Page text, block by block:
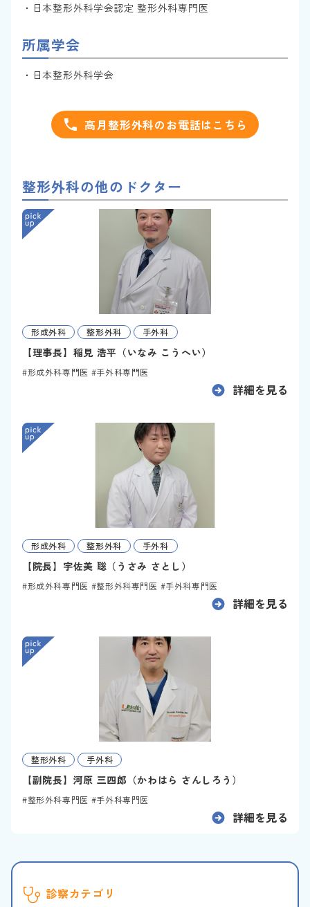
・日本整形外科学会認定 整形外科専門医
所属学会
・日本整形外科学会
高月整形外科のお電話はこちら
整形外科の他のドクター
形成外科 整形外科 手外科
【理事長】稲見 浩平（いなみ こうへい）
形成外科専門医 手外科専門医
詳細を見る
形成外科 整形外科 手外科
【院長】宇佐美 聡（うさみ さとし）
形成外科専門医 整形外科専門医 手外科専門医
詳細を見る
整形外科 手外科
【副院長】河原 三四郎（かわはら さんしろう）
整形外科専門医 手外科専門医
詳細を見る
診察カテゴリ